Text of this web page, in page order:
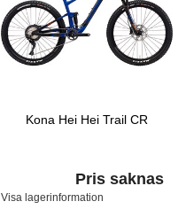
Kona Hei Hei Trail CR
Pris saknas
Visa lagerinformation